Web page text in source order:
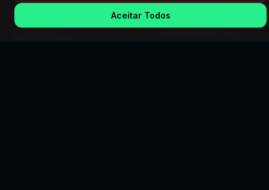
eficiência energética e
consistência luminosa no
estabilidade, segurança e
durabilidade para
Aceitar Todos